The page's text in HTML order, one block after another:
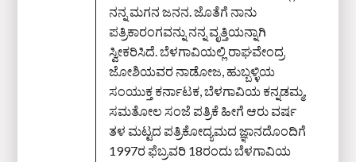
ನನ್ನ ಮಗನ ಜನನ. ಜೊತೆಗೆ ನಾನು
ಪತ್ರಿಕಾರಂಗವನ್ನು ನನ್ನ ವೃತ್ತಿಯನ್ನಾಗಿ
ಸ್ವೀಕರಿಸಿದೆ. ಬೆಳಗಾವಿಯಲ್ಲಿ ರಾಘವೇಂದ್ರ
ಜೋಶಿಯವರ ನಾಡೋಜ, ಹುಬ್ಬಳ್ಳಿಯ
ಸಂಯುಕ್ತ ಕರ್ನಾಟಕ, ಬೆಳಗಾವಿಯ ಕನ್ನಡಮ್ಮ,
ಸಮತೋಲ ಸಂಜೆ ಪತ್ರಿಕೆ ಹೀಗೆ ಆರು ವರ್ಷ
ತಳ ಮಟ್ಟದ ಪತ್ರಿಕೋದ್ಯಮದ ಜ್ಞಾನದೊಂದಿಗೆ
1997ರ ಫೆಬ್ರವರಿ 18ರಂದು ಬೆಳಗಾವಿಯ